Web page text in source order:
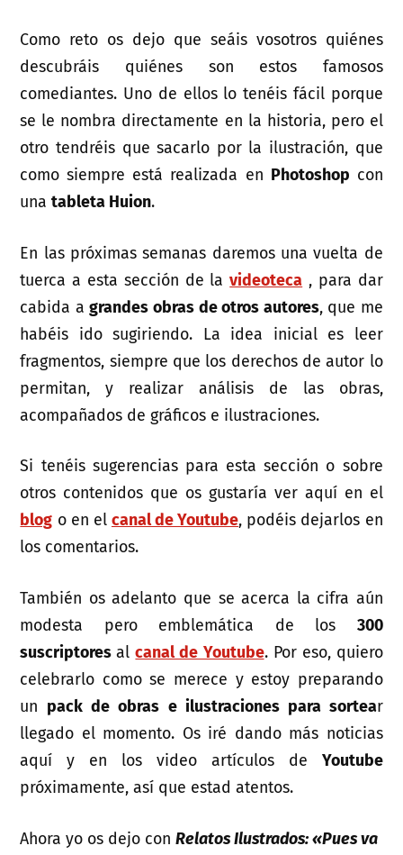
Como reto os dejo que seáis vosotros quiénes
descubráis quiénes son estos famosos
comediantes. Uno de ellos lo tenéis fácil porque
se le nombra directamente en la historia, pero el
otro tendréis que sacarlo por la ilustración, que
como siempre está realizada en Photoshop con
unatableta Huion.
En las próximas semanas daremos una vuelta de
tuerca a esta sección de lavideoteca , para dar
cabida agrandes obras de otros autores, que me
habéis ido sugiriendo. La idea inicial es leer
fragmentos, siempre que los derechos de autor lo
permitan, y realizar análisis de las obras,
acompañados de gráficos e ilustraciones.
Si tenéis sugerencias para esta sección o sobre
otros contenidos que os gustaría ver aquí en el
blog o en el canal de Youtube, podéis dejarlos en
los comentarios.
También os adelanto que se acerca la cifra aún
modesta pero emblemática de los 300
suscriptoresalcanal de Youtube. Por eso, quiero
celebrarlo como se merece y estoy preparando
un pack de obras e ilustraciones para sortear
llegado el momento. Os iré dando más noticias
aquí y en los video artículos de Youtube
próximamente, así que estad atentos.
Ahora yo os dejo conRelatos Ilustrados: «Pues va